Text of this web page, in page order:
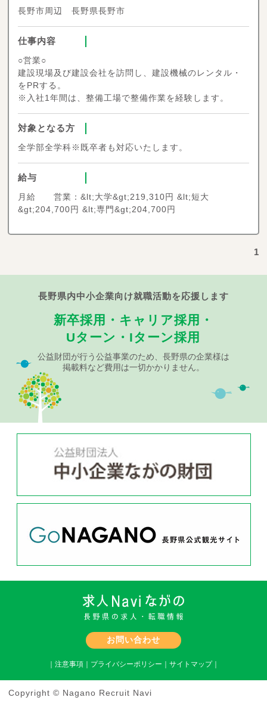
長野市周辺 長野県長野市
仕事内容
○営業○
建設現場及び建設会社を訪問し、建設機械のレンタル・
をPRする。
※入社1年間は、整備工場で整備作業を経験します。
対象となる方
全学部全学科※既卒者も対応いたします。
給与
月給 営業：&lt;大学&gt;219,310円 &lt;短大
&gt;204,700円 &lt;専門&gt;204,700円
1
長野県内中小企業向け就職活動を応援します
新卒採用・キャリア採用・
Uターン・Iターン採用
公益財団が行う公益事業のため、長野県の企業様は
掲載料など費用は一切かかりません。
お問い合わせ
｜ 注意事項｜ プライバシーポリシー ｜ サイトマップ｜
Copyright © Nagano Recruit Navi